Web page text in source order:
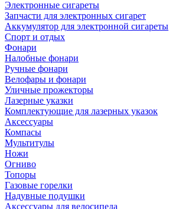
Электронные сигареты
Запчасти для электронных сигарет
Аккумулятор для электронной сигареты
Спорт и отдых
Фонари
Налобные фонари
Ручные фонари
Велофары и фонари
Уличные прожекторы
Лазерные указки
Комплектующие для лазерных указок
Аксессуары
Компасы
Мультитулы
Ножи
Огниво
Топоры
Газовые горелки
Надувные подушки
Аксессуары для велосипеда